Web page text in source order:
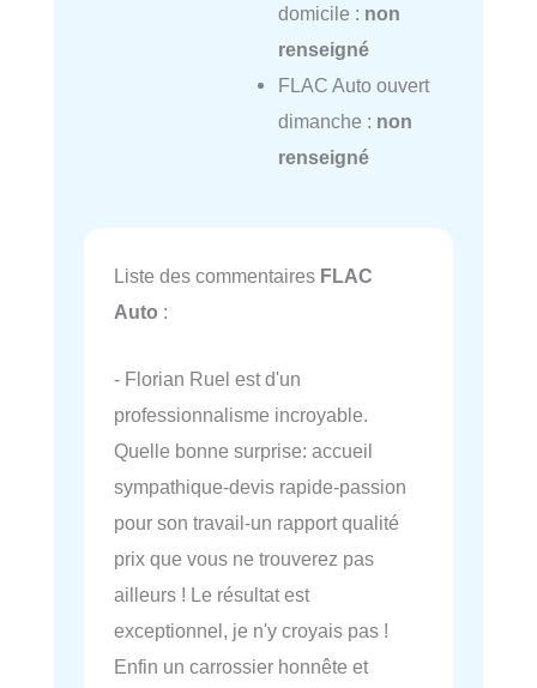
domicile : non
renseigné
FLAC Auto ouvert
dimanche : non
renseigné
Liste des commentaires FLAC
Auto :
- Florian Ruel est d'un
professionnalisme incroyable.
Quelle bonne surprise: accueil
sympathique-devis rapide-passion
pour son travail-un rapport qualité
prix que vous ne trouverez pas
ailleurs ! Le résultat est
exceptionnel, je n'y croyais pas !
Enfin un carrossier honnête et